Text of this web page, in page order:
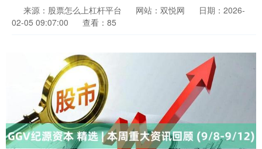
来源：股票怎么上杠杆平台 网站：双悦网
日期：2026-
02-05 09:07:00
查看：85